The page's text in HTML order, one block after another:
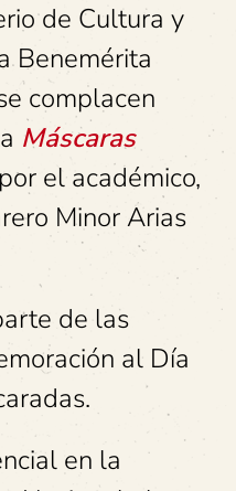
de Cultura y
Benemérita
complacen
Máscaras
por el académico,
Minor Arias
de las
al Día
en la